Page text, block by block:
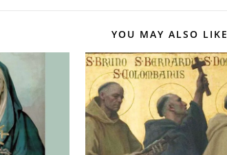
YOU MAY ALSO LIKE